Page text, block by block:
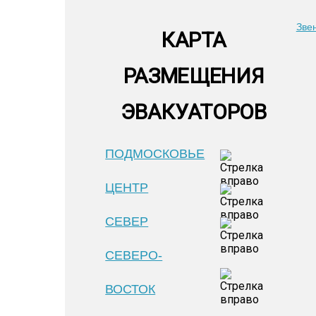
КАРТА
РАЗМЕЩЕНИЯ
ЭВАКУАТОРОВ
ПОДМОСКОВЬЕ
ЦЕНТР
СЕВЕР
СЕВЕРО-
ВОСТОК